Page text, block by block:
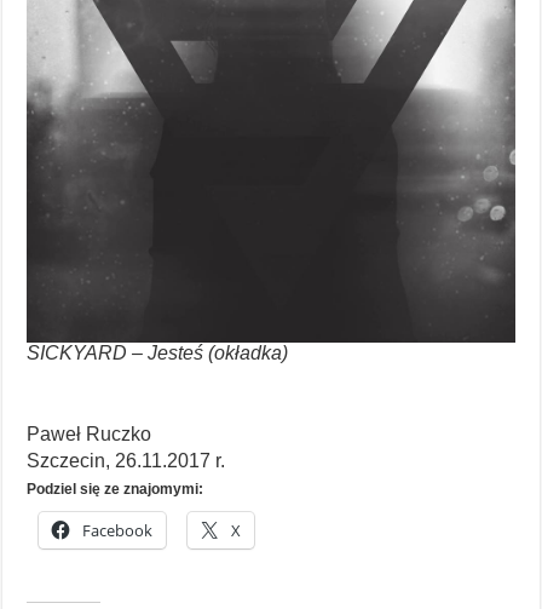
SICKYARD – Jesteś (okładka)
Paweł Ruczko
Szczecin, 26.11.2017 r.
Podziel się ze znajomymi:
Facebook X